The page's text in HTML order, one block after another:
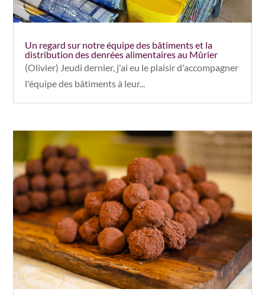
Un regard sur notre équipe des bâtiments et la
distribution des denrées alimentaires au Mûrier
(Olivier) Jeudi dernier, j'ai eu le plaisir d'accompagner
l'équipe des bâtiments à leur...